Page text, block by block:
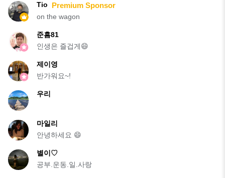
Tio Premium Sponsor
on the wagon
준흠81
인생은 즐겁게😄
제이영
반가워요~!
우리
마일리
안녕하세요 😄
별이♡
공부.운동.일.사랑